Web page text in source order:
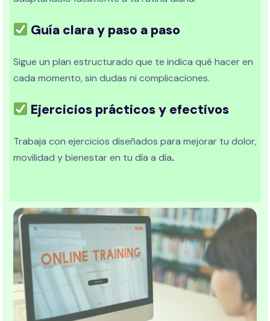
Guía clara y paso a paso
Sigue un plan estructurado que te indica qué hacer en
cada momento, sin dudas ni complicaciones.
Ejercicios prácticos y efectivos
Trabaja con ejercicios diseñados para mejorar tu dolor,
movilidad y bienestar en tu día a día.